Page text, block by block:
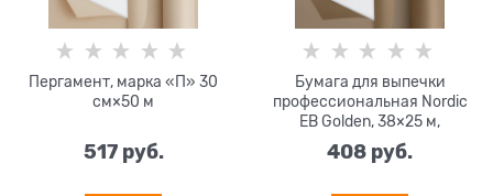
Пергамент, марка «П» 30
см×50 м
517 руб.
Бумага для выпечки
профессиональная Nordic
EB Golden, 38×25 м,
силиконизированная
408 руб.